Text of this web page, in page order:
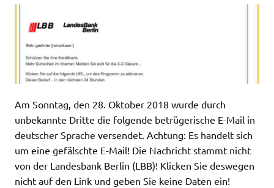
Am Sonntag, den 28. Oktober 2018 wurde durch
unbekannte Dritte die folgende betrügerische E-Mail in
deutscher Sprache versendet. Achtung: Es handelt sich
um eine gefälschte E-Mail! Die Nachricht stammt nicht
von der Landesbank Berlin (LBB)! Klicken Sie deswegen
nicht auf den Link und geben Sie keine Daten ein!